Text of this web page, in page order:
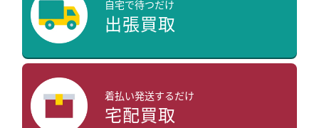
自宅で待つだけ
出張買取
着払い発送するだけ
宅配買取